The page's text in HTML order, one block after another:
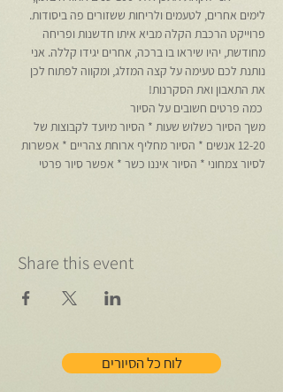
לימים אחרים, לטעמים ולריחות ששזורים פה ביסודות.
פרוייקט הרכבת הקלה מביא איתו חדשנות ופריחה
מחודשת, יהיו שיראו בו ברכה, אחרים יגידו קללה. אני
נותנת לכם טעימה על קצה המזלג, ומקווה לפתוח לכן
את התאבון ואת הסקרנות!
כמה פרטים חשובים על הסיור
משך הסיור כשלוש שעות * הסיור מיועד לקבוצות של
12-20 אנשים * הסיור מחליף ארוחת צהריים * אפשרות
לסיור צמחוני * הסיור איננו כשר * אפשר סיור פרטי
Share this event
לוח כל הסיורים